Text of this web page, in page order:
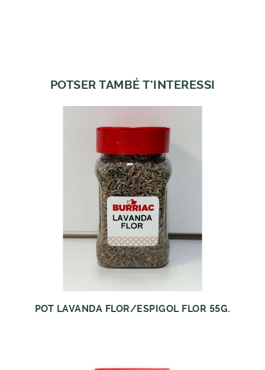
POTSER TAMBÉ T'INTERESSI
POT LAVANDA FLOR/ESPIGOL FLOR 55G.